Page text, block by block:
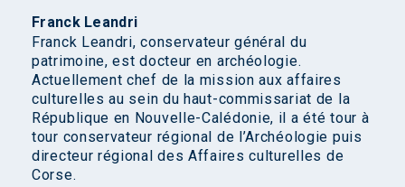
Franck Leandri
Franck Leandri, conservateur général du
patrimoine, est docteur en archéologie.
Actuellement chef de la mission aux affaires
culturelles au sein du haut-commissariat de la
République en Nouvelle-Calédonie, il a été tour à
tour conservateur régional de l’Archéologie puis
directeur régional des Affaires culturelles de
Corse.